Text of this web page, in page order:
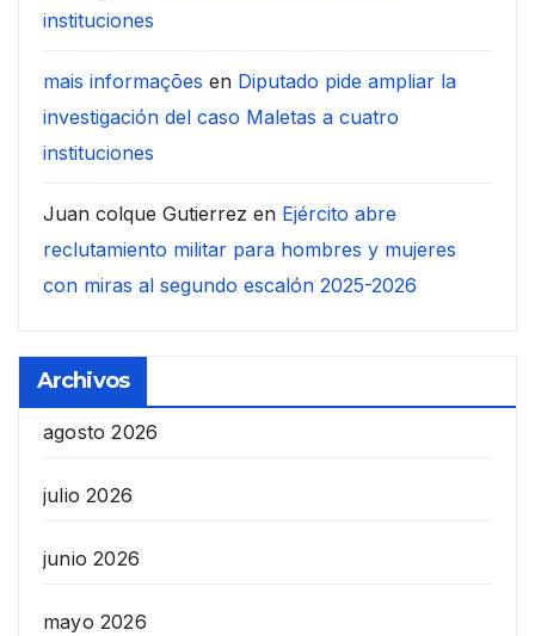
instituciones
mais informações en Diputado pide ampliar la
investigación del caso Maletas a cuatro
instituciones
Juan colque Gutierrez en Ejército abre
reclutamiento militar para hombres y mujeres
con miras al segundo escalón 2025-2026
Archivos
agosto 2026
julio 2026
junio 2026
mayo 2026